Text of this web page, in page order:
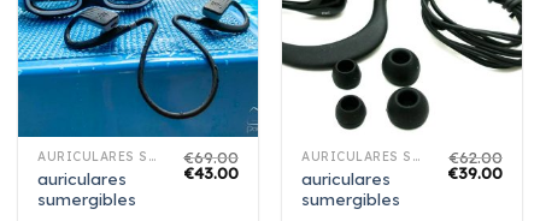
AURICULARES SUMERGIBLES
auriculares
sumergibles
€69.00
€43.00
AURICULARES SUMERGIBLES
auriculares
sumergibles
€62.00
€39.00